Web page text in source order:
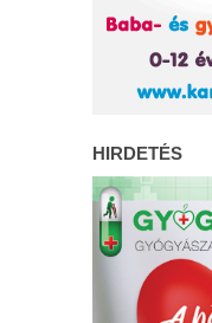
HIRDETÉS